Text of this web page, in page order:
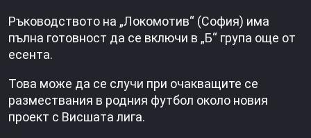
Ръководството на „Локомотив“ (София) има
пълна готовност да се включи в „Б“ група още от
есента.
Това може да се случи при очакващите се
размествания в родния футбол около новия
проект с Висшата лига.